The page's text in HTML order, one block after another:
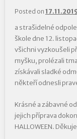
Posted on
a strašidelné
škole dne 12.
všichni vyzkoušeli
myšku, prolézali
získávali sladké
někteří odnesli
Krásné a zábavné
jejich příprava
HALLOWEEN.